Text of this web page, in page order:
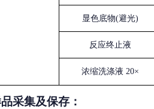
显色底物(避光)
反应终止液
浓缩洗涤液 20×
采集及保存 ：